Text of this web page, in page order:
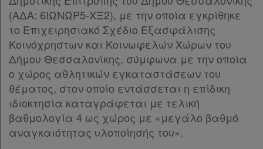
(ΑΔΑ: 6ΙΩΝΩΡ5-ΧΞ2), με την οποία εγκρίθηκε
το Επιχειρησιακό Σχέδιο Εξασφάλισης
Κοινόχρηστων και Κοινωφελών Χώρων του
Δήμου Θεσσαλονίκης, σύμφωνα με την οποία
ο χώρος αθλητικών εγκαταστάσεων του
θέματος, στον οποίο εντάσσεται η επίδικη
ιδιοκτησία καταγράφεται με τελική
βαθμολογία 4 ως χώρος με «μεγάλο βαθμό
αναγκαιότητας υλοποίησής του».